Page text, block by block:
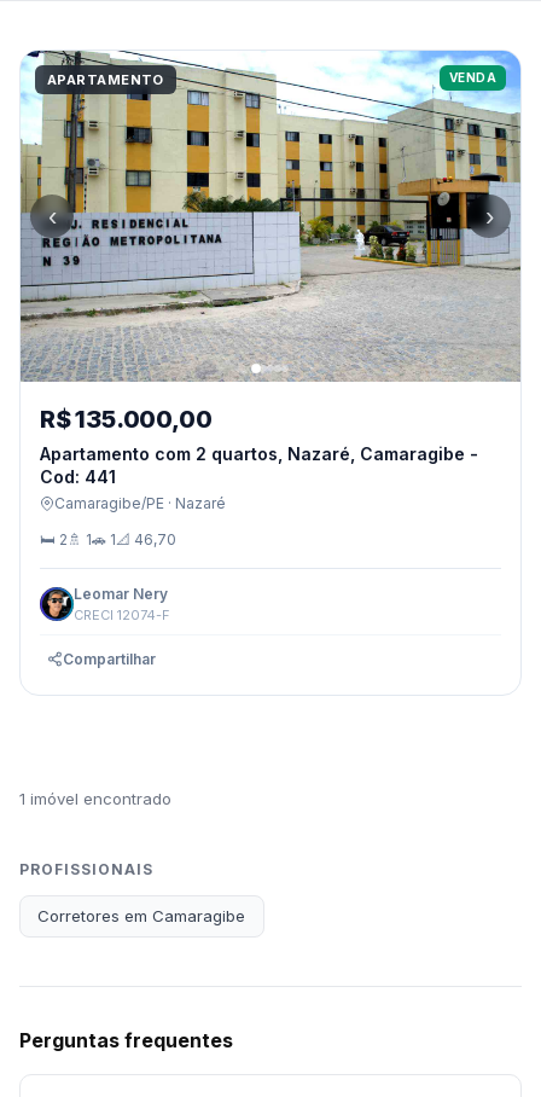
APARTAMENTO VENDA
‹ ›
R$ 135.000,00
Apartamento com 2 quartos, Nazaré, Camaragibe -
Cod: 441
Camaragibe/PE · Nazaré
🛏 2 🚿 1🚗 1📐 46,70
Leomar Nery
CRECI 12074-F
Compartilhar
1 imóvel encontrado
PROFISSIONAIS
Corretores em Camaragibe
Perguntas frequentes